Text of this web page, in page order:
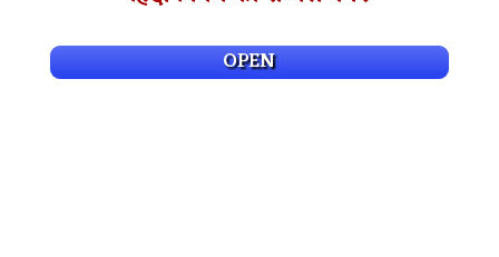
OPEN